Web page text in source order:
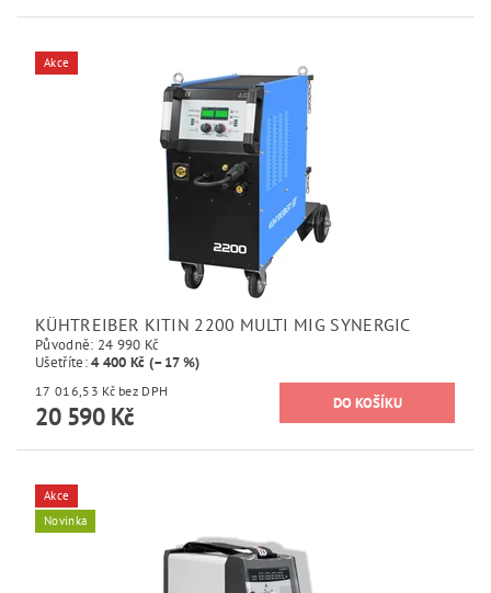
Akce
KÜHTREIBER KITIN 2200 MULTI MIG SYNERGIC
Původně: 24 990 Kč
Ušetříte:4 400 Kč (–17 %)
17 016,53 Kč bez DPH
20 590 Kč
Akce
Novinka